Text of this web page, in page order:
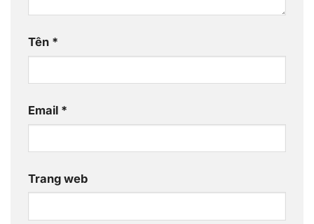
Tên *
Email *
Trang web